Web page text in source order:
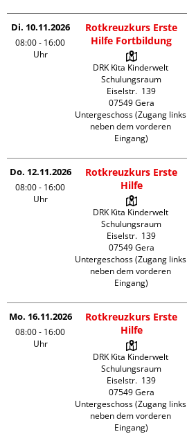
Di. 10.11.2026
08:00 - 16:00
Uhr
Rotkreuzkurs Erste
Hilfe Fortbildung
DRK Kita Kinderwelt
Schulungsraum
Eiselstr.  139
07549 Gera
Untergeschoss (Zugang links
neben dem vorderen
Eingang)
Do. 12.11.2026
08:00 - 16:00
Uhr
Rotkreuzkurs Erste
Hilfe
DRK Kita Kinderwelt
Schulungsraum
Eiselstr.  139
07549 Gera
Untergeschoss (Zugang links
neben dem vorderen
Eingang)
Mo. 16.11.2026
08:00 - 16:00
Uhr
Rotkreuzkurs Erste
Hilfe
DRK Kita Kinderwelt
Schulungsraum
Eiselstr.  139
07549 Gera
Untergeschoss (Zugang links
neben dem vorderen
Eingang)